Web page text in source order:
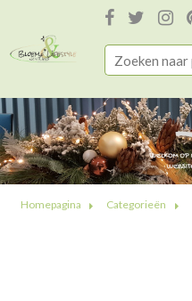
Homepagina Categorieën